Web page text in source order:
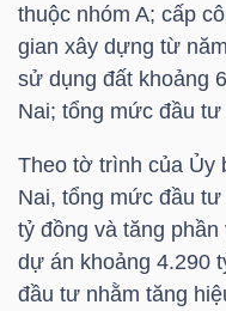
thuộc nhóm A; cấp
gian xây dựng từ
sử dụng đất khoảng
Nai; tổng mức đầu
Theo tờ trình của Ủy
Nai, tổng mức đầu
tỷ đồng và tăng
dự án khoảng 4.290
đầu tư nhằm tăng
CÔNG
CỤ
ĐẦU
TƯ
TRUY
XUẤT
DỮ